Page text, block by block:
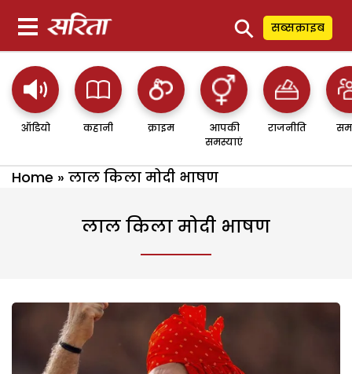
⚲ सब्सक्राइब
ऑडियो कहानी क्राइम
आपकी
समस्याएं
राजनीति
Home » लाल किला मोदी भाषण
लाल किला मोदी भाषण